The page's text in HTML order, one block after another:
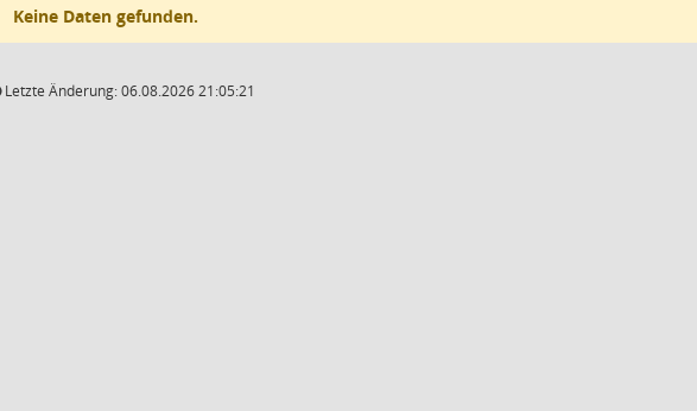
Keine Daten gefunden.
Letzte Änderung: 06.08.2026 21:05:21